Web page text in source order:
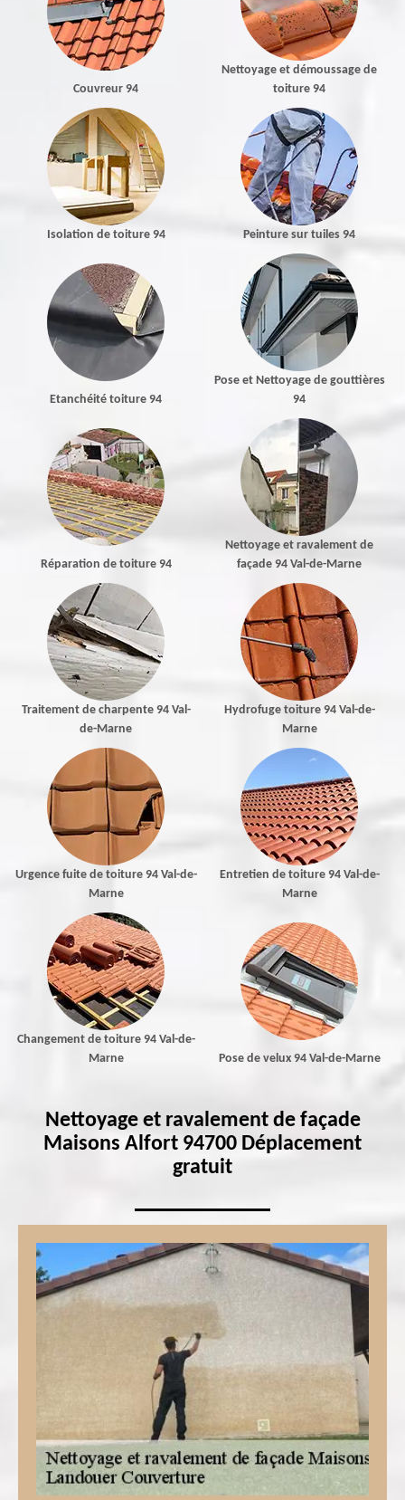
Couvreur 94
Nettoyage et démoussage de
toiture 94
Isolation de toiture 94 Peinture sur tuiles 94
Etanchéité toiture 94
Pose et Nettoyage de gouttières
94
Réparation de toiture 94
Nettoyage et ravalement de
façade 94 Val-de-Marne
Traitement de charpente 94 Val-
de-Marne
Hydrofuge toiture 94 Val-de-
Marne
Urgence fuite de toiture 94 Val-de-
Marne
Entretien de toiture 94 Val-de-
Marne
Changement de toiture 94 Val-de-
Marne
Pose de velux 94 Val-de-Marne
Nettoyage et ravalement de façade
Maisons Alfort 94700 Déplacement
gratuit